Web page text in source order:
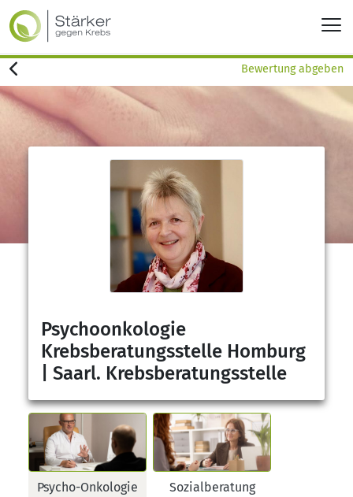
Bewertung abgeben
Psychoonkologie
Krebsberatungsstelle Homburg
| Saarl. Krebsberatungsstelle
Psycho-Onkologie Sozialberatung